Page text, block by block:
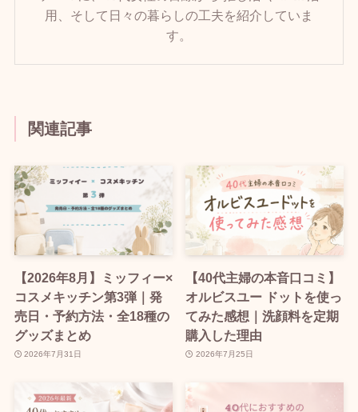
用、そして日々の暮らしの工夫を紹介していま
す。
関連記事
【2026年8月】ミッフィー×
コスメキッチン第3弾｜発
売日・予約方法・全18種の
グッズまとめ
2026年7月31日
【40代主婦の本音口コミ】
オルビスユー ドットを使っ
てみた感想｜洗顔料を定期
購入した理由
2026年7月25日